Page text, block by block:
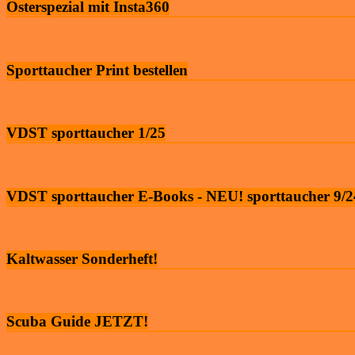
Osterspezial mit Insta360
Sporttaucher Print bestellen
VDST sporttaucher 1/25
VDST sporttaucher E-Books - NEU! sporttaucher 9/
Kaltwasser Sonderheft!
Scuba Guide JETZT!